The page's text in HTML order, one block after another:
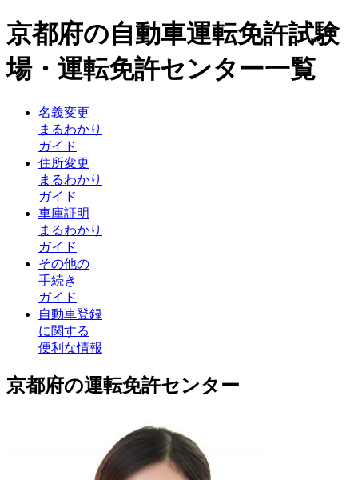
京都府の自動車運転免許試験
場・運転免許センター一覧
名義変更
まるわかり
ガイド
住所変更
まるわかり
ガイド
車庫証明
まるわかり
ガイド
その他の
手続き
ガイド
自動車登録
に関する
便利な情報
京都府の運転免許センター